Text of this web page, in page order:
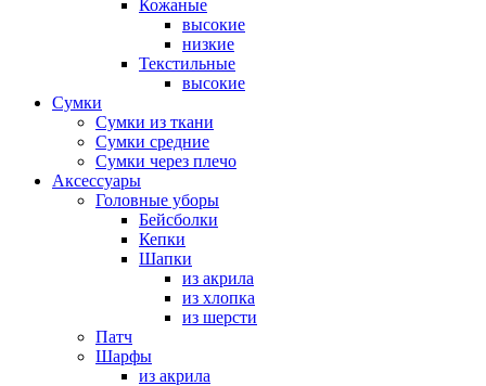
Кожаные
высокие
низкие
Текстильные
высокие
Сумки
Сумки из ткани
Сумки средние
Сумки через плечо
Аксессуары
Головные уборы
Бейсболки
Кепки
Шапки
из акрила
из хлопка
из шерсти
Патч
Шарфы
из акрила